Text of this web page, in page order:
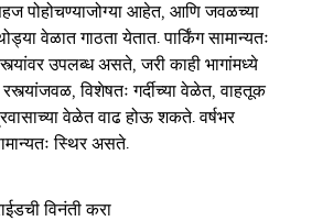
पोहोचण्याजोग्या आहेत, आणि जवळच्या
वेळात गाठता येतात. पार्किंग सामान्यतः
उपलब्ध असते, जरी काही भागांमध्ये
विशेषतः गर्दीच्या वेळेत, वाहतूक
वेळेत वाढ होऊ शकते. वर्षभर
स्थिर असते.
विनंती करा